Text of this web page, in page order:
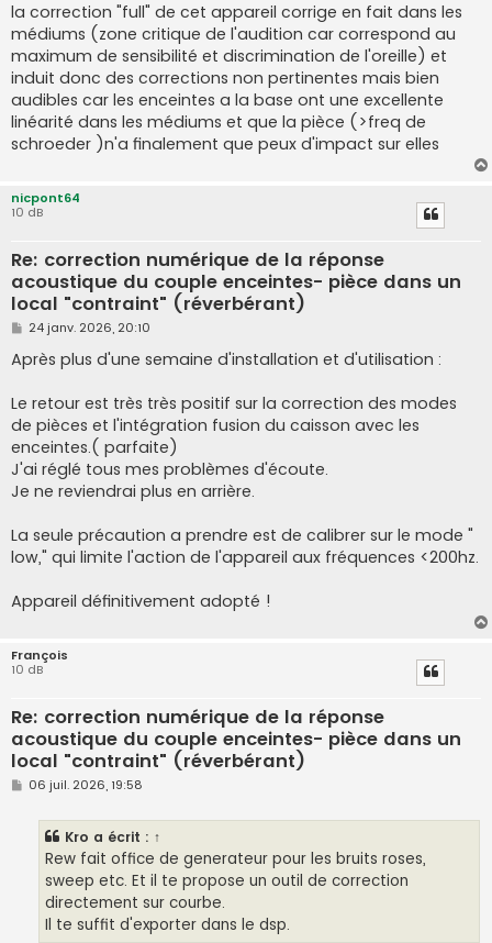
la correction "full" de cet appareil corrige en fait dans les
médiums (zone critique de l'audition car correspond au
maximum de sensibilité et discrimination de l'oreille) et
induit donc des corrections non pertinentes mais bien
audibles car les enceintes a la base ont une excellente
linéarité dans les médiums et que la pièce (>freq de
schroeder )n'a finalement que peux d'impact sur elles
nicpont64
10 dB
Re: correction numérique de la réponse
acoustique du couple enceintes- pièce dans un
local "contraint" (réverbérant)
M
s
s
g
e
24 janv. 2026, 20:10
Après plus d'une semaine d'installation et d'utilisation :
Le retour est très très positif sur la correction des modes
de pièces et l'intégration fusion du caisson avec les
enceintes.( parfaite)
J'ai réglé tous mes problèmes d'écoute.
Je ne reviendrai plus en arrière.
La seule précaution a prendre est de calibrer sur le mode "
low," qui limite l'action de l'appareil aux fréquences <200hz.
Appareil définitivement adopté !
François
10 dB
Re: correction numérique de la réponse
acoustique du couple enceintes- pièce dans un
local "contraint" (réverbérant)
M
06 juil. 2026, 19:58
Kro a écrit : ↑
Rew fait office de generateur pour les bruits roses,
sweep etc. Et il te propose un outil de correction
directement sur courbe.
Il te suffit d'exporter dans le dsp.